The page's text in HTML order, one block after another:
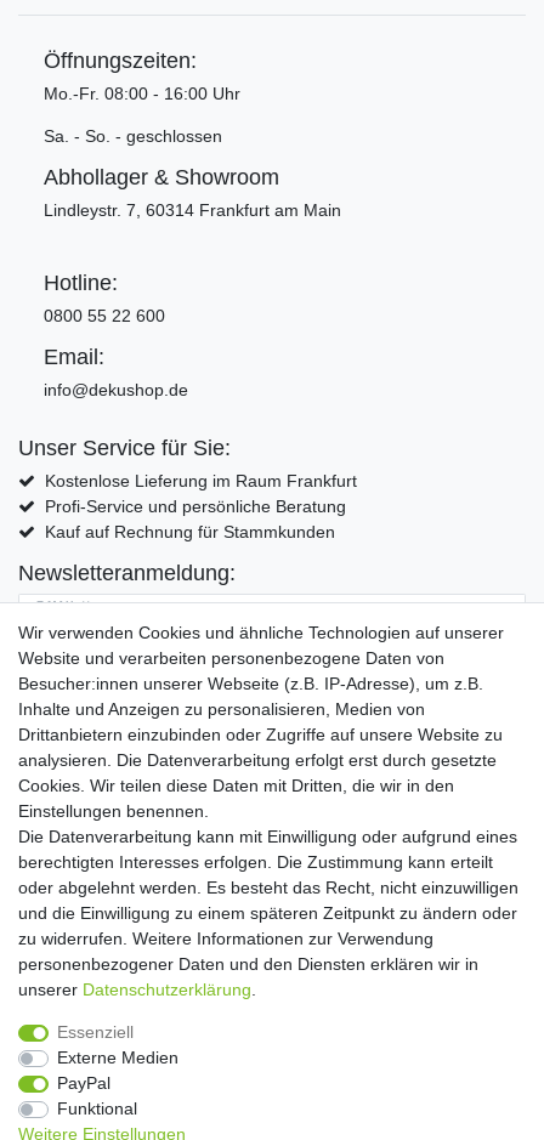
Öffnungszeiten:
Mo.-Fr. 08:00 - 16:00 Uhr
Sa. - So. - geschlossen
Abhollager & Showroom
Lindleystr. 7, 60314 Frankfurt am Main
Hotline:
0800 55 22 600
Email:
info@dekushop.de
Unser Service für Sie:
Kostenlose Lieferung im Raum Frankfurt
Profi-Service und persönliche Beratung
Kauf auf Rechnung für Stammkunden
Newsletteranmeldung:
E-MAIL **
Hiermit bestätige ich, dass ich die Daten­schutz­erklärung
Einwilligung kann ich jederzeit widerrufen.**
Abonnieren
** Hierbei handelt es sich um ein Pflichtfeld.
Widerrufs­recht Widerrufs­formular Impressum
Daten­schutz­erklärung AGB Kontakt
Wir verwenden Cookies und ähnliche Technologien auf unserer
Website und verarbeiten personenbezogene Daten von
Besucher:innen unserer Webseite (z.B. IP-Adresse), um z.B.
Inhalte und Anzeigen zu personalisieren, Medien von
Drittanbietern einzubinden oder Zugriffe auf unsere Website zu
analysieren. Die Datenverarbeitung erfolgt erst durch gesetzte
Cookies. Wir teilen diese Daten mit Dritten, die wir in den
Einstellungen benennen.
Die Datenverarbeitung kann mit Einwilligung oder aufgrund eines
berechtigten Interesses erfolgen. Die Zustimmung kann erteilt
oder abgelehnt werden. Es besteht das Recht, nicht einzuwilligen
und die Einwilligung zu einem späteren Zeitpunkt zu ändern oder
zu widerrufen. Weitere Informationen zur Verwendung
personenbezogener Daten und den Diensten erklären wir in
unserer Daten­schutz­erklärung
Essenziell
Externe Medien
PayPal
Funktional
Weitere Einstellungen
Copyright 2016 | Dekushop.de | Alle Rechte vorbehalten. |
Angebote gelten nur für Industrie, Handel, Handwerk und